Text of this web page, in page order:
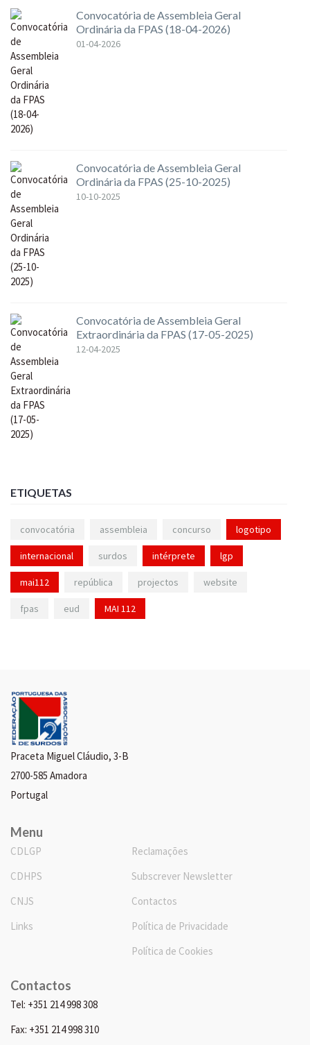
Convocatória de Assembleia Geral
Ordinária da FPAS (18-04-2026)
01-04-2026
Convocatória de Assembleia Geral
Ordinária da FPAS (25-10-2025)
10-10-2025
Convocatória de Assembleia Geral
Extraordinária da FPAS (17-05-2025)
12-04-2025
ETIQUETAS
convocatória assembleia concurso logotipo
internacional surdos intérprete lgp
mai112 república projectos website
fpas eud MAI 112
Praceta Miguel Cláudio, 3-B
2700-585 Amadora
Portugal
Menu
CDLGP
CDHPS
CNJS
Links
Reclamações
Subscrever Newsletter
Contactos
Política de Privacidade
Política de Cookies
Contactos
Tel: +351 214 998 308
Fax: +351 214 998 310